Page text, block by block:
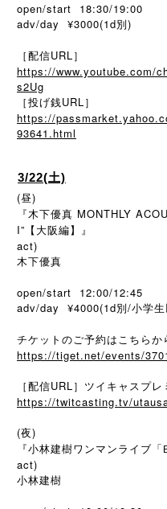
open/start 18:30/19:00
adv/day ¥3000(1d別)
［配信URL］
https://www.youtube.com/
s2Ug
［投げ銭URL］
https://
93641.html
3/22(土)
(昼)
『木下優真 MONTHLY
I”【大阪編】』
act)
木下優真
open/start 12:00/12:45
adv/day ¥4000(1d別/小学生
チケットのご予約はこちらか
https://tiget.net/events/
［配信URL］ツイキャスプ
https://twitcasting.tv/
(夜)
『小林建樹ワンマンライブ「
act)
小林建樹